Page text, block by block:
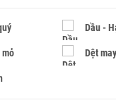
Dầu -
mỏ Dệt may